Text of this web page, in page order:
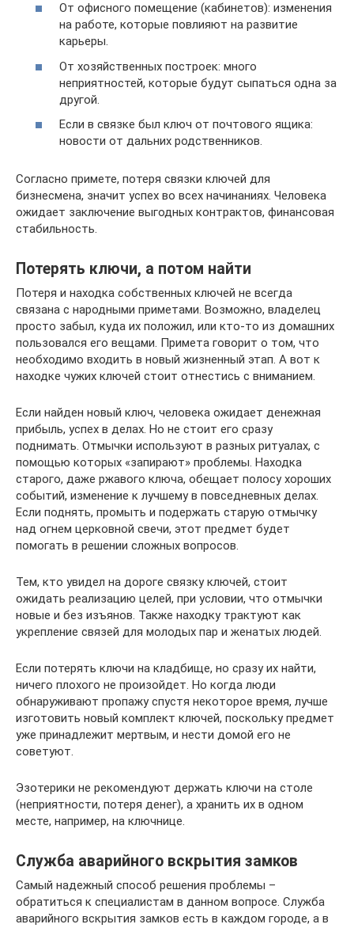
От офисного помещение (кабинетов): изменения
на работе, которые повлияют на развитие
карьеры.
От хозяйственных построек: много
неприятностей, которые будут сыпаться одна за
другой.
Если в связке был ключ от почтового ящика:
новости от дальних родственников.
Согласно примете, потеря связки ключей для
бизнесмена, значит успех во всех начинаниях. Человека
ожидает заключение выгодных контрактов, финансовая
стабильность.
Потерять ключи, а потом найти
Потеря и находка собственных ключей не всегда
связана с народными приметами. Возможно, владелец
просто забыл, куда их положил, или кто-то из домашних
пользовался его вещами. Примета говорит о том, что
необходимо входить в новый жизненный этап. А вот к
находке чужих ключей стоит отнестись с вниманием.
Если найден новый ключ, человека ожидает денежная
прибыль, успех в делах. Но не стоит его сразу
поднимать. Отмычки используют в разных ритуалах, с
помощью которых «запирают» проблемы. Находка
старого, даже ржавого ключа, обещает полосу хороших
событий, изменение к лучшему в повседневных делах.
Если поднять, промыть и подержать старую отмычку
над огнем церковной свечи, этот предмет будет
помогать в решении сложных вопросов.
Тем, кто увидел на дороге связку ключей, стоит
ожидать реализацию целей, при условии, что отмычки
новые и без изъянов. Также находку трактуют как
укрепление связей для молодых пар и женатых людей.
Если потерять ключи на кладбище, но сразу их найти,
ничего плохого не произойдет. Но когда люди
обнаруживают пропажу спустя некоторое время, лучше
изготовить новый комплект ключей, поскольку предмет
уже принадлежит мертвым, и нести домой его не
советуют.
Эзотерики не рекомендуют держать ключи на столе
(неприятности, потеря денег), а хранить их в одном
месте, например, на ключнице.
Служба аварийного вскрытия замков
Самый надежный способ решения проблемы –
обратиться к специалистам в данном вопросе. Служба
аварийного вскрытия замков есть в каждом городе, а в